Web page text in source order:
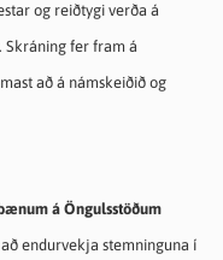
og reiðtygi verða á
Skráning fer fram á
að á námskeiðið og
á Öngulsstöðum
endurvekja stemninguna í